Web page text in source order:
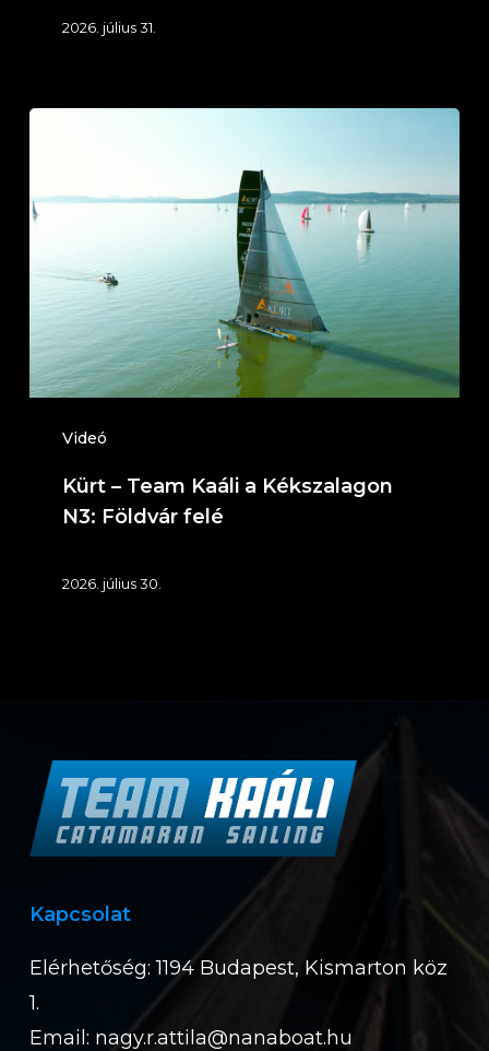
2026. július 31.
Videó
Team
Kaáli
Kékszalagon
N3:
Földvár
felé
Kürt – Team Kaáli a Kékszalagon
N3: Földvár felé
2026. július 30.
Kapcsolat
Elérhetőség: 1194 Budapest, Kismarton köz
1.
Email: nagy.r.attila@nanaboat.hu